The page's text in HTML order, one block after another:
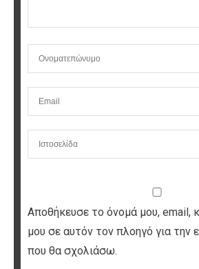
Αποθήκευσε το όνομά μου, email,
μου σε αυτόν τον πλοηγό για την
που θα σχολιάσω.